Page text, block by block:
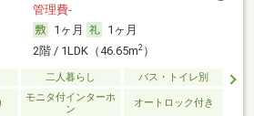
管理費-
1ヶ月
1ヶ月
2階 / 1LDK（46.65m2）
二人暮らし バス・トイレ別
モニタ付インターホ
ン
オートロック付き